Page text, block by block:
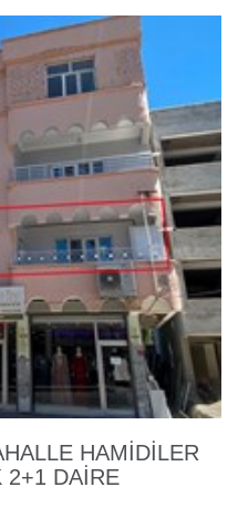
HAMİDİLER
2+1 DAİRE